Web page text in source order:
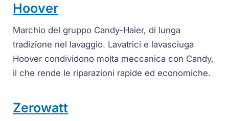
Hoover
Marchio del gruppo Candy-Haier, di lunga
tradizione nel lavaggio. Lavatrici e lavasciuga
Hoover condividono molta meccanica con Candy,
il che rende le riparazioni rapide ed economiche.
Zerowatt